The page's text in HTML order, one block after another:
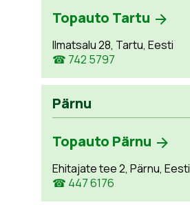
Topauto Tartu
Ilmatsalu 28, Tartu, Eesti
☎ 742 5797
Pärnu
Topauto Pärnu
Ehitajate tee 2, Pärnu, Eesti
☎ 447 6176